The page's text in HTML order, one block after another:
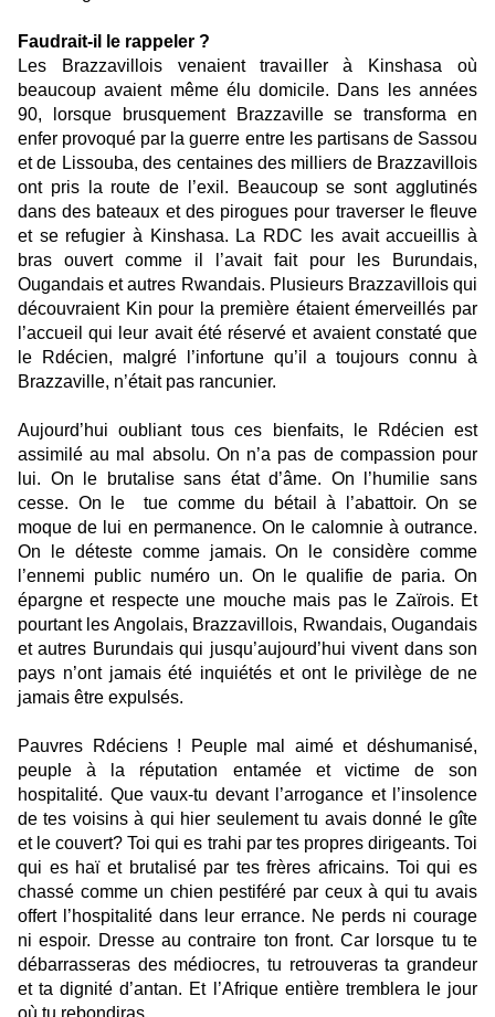
Faudrait-il le rappeler ?
Les Brazzavillois venaient travailler à Kinshasa où
beaucoup avaient même élu domicile. Dans les années
90, lorsque brusquement Brazzaville se transforma en
enfer provoqué par la guerre entre les partisans de Sassou
et de Lissouba, des centaines des milliers de Brazzavillois
ont pris la route de l’exil. Beaucoup se sont agglutinés
dans des bateaux et des pirogues pour traverser le fleuve
et se refugier à Kinshasa. La RDC les avait accueillis à
bras ouvert comme il l’avait fait pour les Burundais,
Ougandais et autres Rwandais. Plusieurs Brazzavillois qui
découvraient Kin pour la première étaient émerveillés par
l’accueil qui leur avait été réservé et avaient constaté que
le Rdécien, malgré l’infortune qu’il a toujours connu à
Brazzaville, n’était pas rancunier.
Aujourd’hui oubliant tous ces bienfaits, le Rdécien est
assimilé au mal absolu. On n’a pas de compassion pour
lui. On le brutalise sans état d’âme. On l’humilie sans
cesse. On le tue comme du bétail à l’abattoir. On se
moque de lui en permanence. On le calomnie à outrance.
On le déteste comme jamais. On le considère comme
l’ennemi public numéro un. On le qualifie de paria. On
épargne et respecte une mouche mais pas le Zaïrois. Et
pourtant les Angolais, Brazzavillois, Rwandais, Ougandais
et autres Burundais qui jusqu’aujourd’hui vivent dans son
pays n’ont jamais été inquiétés et ont le privilège de ne
jamais être expulsés.
Pauvres Rdéciens ! Peuple mal aimé et déshumanisé,
peuple à la réputation entamée et victime de son
hospitalité. Que vaux-tu devant l’arrogance et l’insolence
de tes voisins à qui hier seulement tu avais donné le gîte
et le couvert? Toi qui es trahi par tes propres dirigeants. Toi
qui es haï et brutalisé par tes frères africains. Toi qui es
chassé comme un chien pestiféré par ceux à qui tu avais
offert l’hospitalité dans leur errance. Ne perds ni courage
ni espoir. Dresse au contraire ton front. Car lorsque tu te
débarrasseras des médiocres, tu retrouveras ta grandeur
et ta dignité d’antan. Et l’Afrique entière tremblera le jour